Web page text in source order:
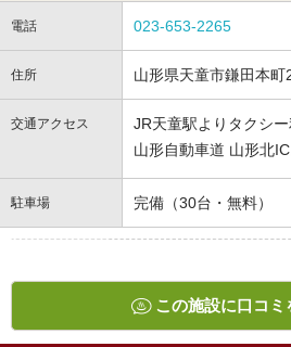
電話 023-653-2265
住所 山形県天童市鎌田本町
交通アクセス
JR天童駅よりタクシ
山形自動車道 山形北
駐車場 完備（30台・無料）
この施設に口コミ